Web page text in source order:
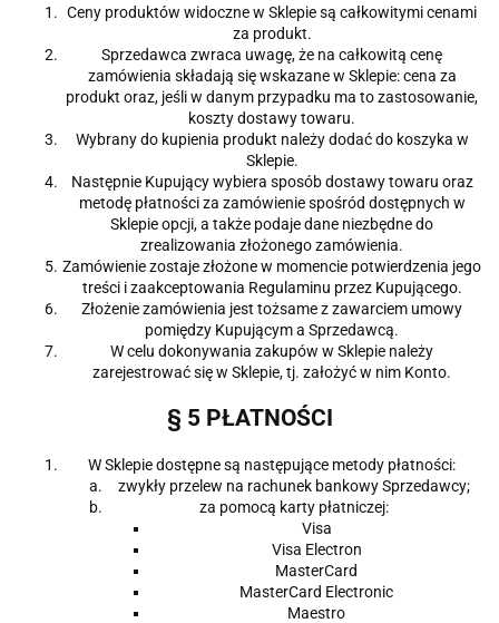
Ceny produktów widoczne w Sklepie są całkowitymi cenami
za produkt.
Sprzedawca zwraca uwagę, że na całkowitą cenę
zamówienia składają się wskazane w Sklepie: cena za
produkt oraz, jeśli w danym przypadku ma to zastosowanie,
koszty dostawy towaru.
Wybrany do kupienia produkt należy dodać do koszyka w
Sklepie.
Następnie Kupujący wybiera sposób dostawy towaru oraz
metodę płatności za zamówienie spośród dostępnych w
Sklepie opcji, a także podaje dane niezbędne do
zrealizowania złożonego zamówienia.
Zamówienie zostaje złożone w momencie potwierdzenia jego
treści i zaakceptowania Regulaminu przez Kupującego.
Złożenie zamówienia jest tożsame z zawarciem umowy
pomiędzy Kupującym a Sprzedawcą.
W celu dokonywania zakupów w Sklepie należy
zarejestrować się w Sklepie, tj. założyć w nim Konto.
§ 5 PŁATNOŚCI
W Sklepie dostępne są następujące metody płatności:
zwykły przelew na rachunek bankowy Sprzedawcy;
za pomocą karty płatniczej:
Visa
Visa Electron
MasterCard
MasterCard Electronic
Maestro